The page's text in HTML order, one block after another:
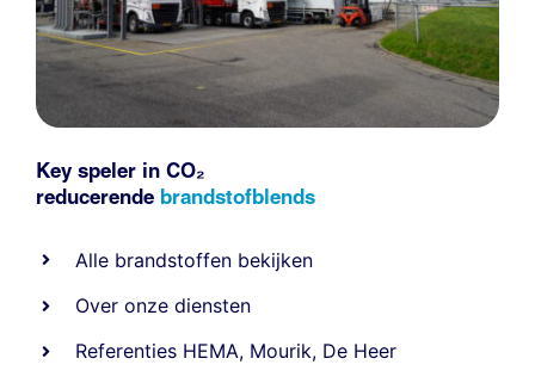
Key speler in CO₂
reducerende brandstofblends
Alle brandstoffen bekijken
Over onze diensten
Referenties HEMA, Mourik, De Heer